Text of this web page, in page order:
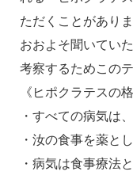
ただくことがありま
おおよそ聞いてい
考察するためこの
《ヒポクラテスの格
・すべての病気は
・汝の食事を薬と
・病気は食事療法